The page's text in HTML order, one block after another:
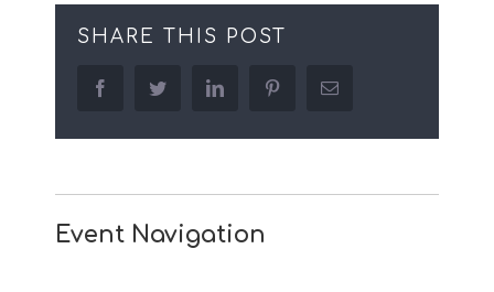
SHARE THIS POST
facebooktwitter linkedin pinterestEmail
Event Navigation